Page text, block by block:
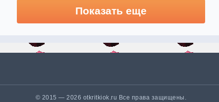
Показать еще
© 2015 — 2026 otkritkiok.ru Все права защищены.